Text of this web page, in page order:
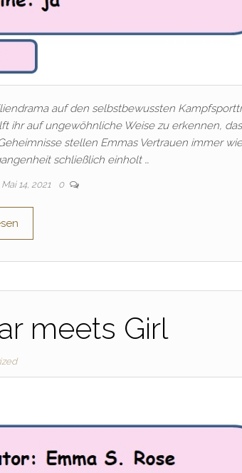
auf den selbstbewussten
ihr auf ungewöhnliche Weise zu erkennen,
stellen Emmas Vertrauen immer
schließlich einholt …
Mai 14, 2021 0
meets Girl